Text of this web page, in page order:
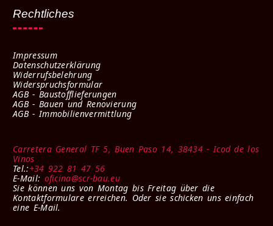
Rechtliches
Impressum
Datenschutzerklärung
Widerrufsbelehrung
Widerspruchsformular
AGB - Baustofflieferungen
AGB - Bauen und Renovierung
AGB - Immobilienvermittlung
Carretera General TF 5, Buen Paso 14, 38434 - Icod de los
Vinos
Tel.:+34 922 81 47 56
E-Mail: oficina@scr-bau.eu
Sie können uns von Montag bis Freitag über die
Kontaktformulare erreichen. Oder sie schicken uns einfach
eine E-Mail.